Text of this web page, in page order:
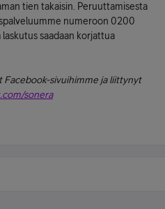
tien takaisin. Peruuttamisesta
numeroon 0200
saadaan korjattua
Facebook-sivuihimme ja liittynyt
sonera